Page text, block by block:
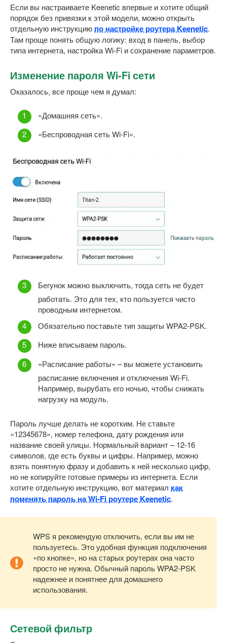
Если вы настраиваете Keenetic впервые и хотите общий
порядок без привязки к этой модели, можно открыть
отдельную инструкцию по настройке роутера Keenetic.
Там проще понять общую логику: вход в панель, выбор
типа интернета, настройка Wi-Fi и сохранение параметров.
Изменение пароля Wi-Fi сети
Оказалось, все проще чем я думал:
«Домашняя сеть».
«Беспроводная сеть Wi-Fi».
Бегунок можно выключить, тогда сеть не будет
работать. Это для тех, кто пользуется чисто
проводным интернетом.
Обязательно поставьте тип защиты WPA2-PSK.
Ниже вписываем пароль.
«Расписание работы» – вы можете установить
расписание включения и отключения Wi-Fi.
Например, вырубать его ночью, чтобы снижать
нагрузку на модуль.
Пароль лучше делать не коротким. Не ставьте
«12345678», номер телефона, дату рождения или
название своей улицы. Нормальный вариант – 12-16
символов, где есть буквы и цифры. Например, можно
взять понятную фразу и добавить к ней несколько цифр,
но не копируйте готовые примеры из интернета. Если
хотите отдельную инструкцию, вот материал как
поменять пароль на Wi-Fi роутере Keenetic.
WPS я рекомендую отключить, если вы им не
пользуетесь. Это удобная функция подключения
«по кнопке», но на старых роутерах она часто
просто не нужна. Обычный пароль WPA2-PSK
надежнее и понятнее для домашнего
использования.
Сетевой фильтр